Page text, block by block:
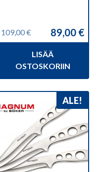
109,00€
Alkuperäinen
hinta
109,00 €.
89,00 €
Nykyinen
hinta
89,00 €.
LISÄÄ
OSTOSKORIIN
ALE!